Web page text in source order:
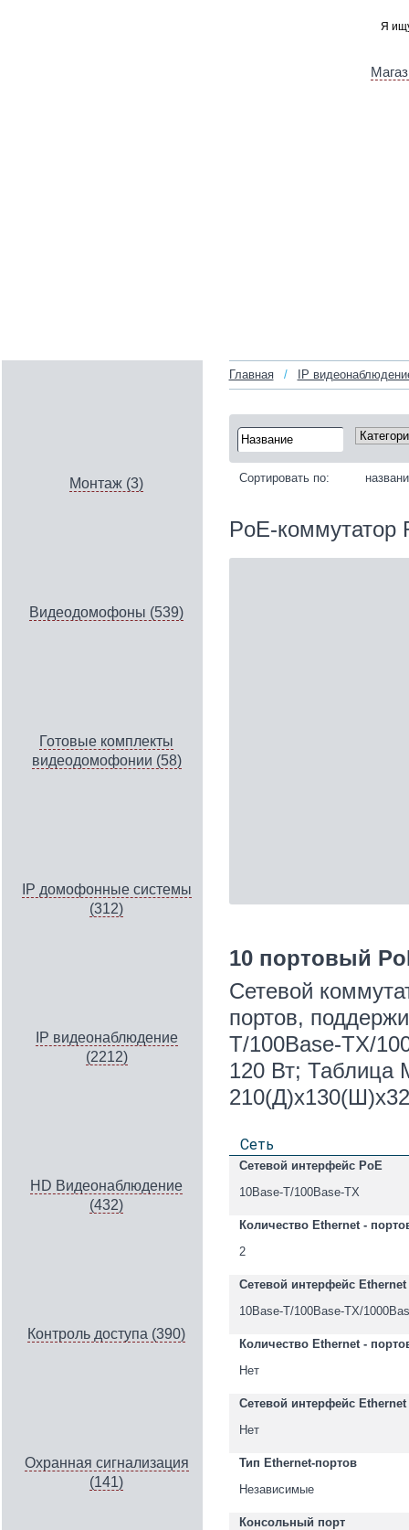
Монтаж (3)
Видеодомофоны (539)
Готовые комплекты
видеодомофонии (58)
IP домофонные системы
(312)
IP видеонаблюдение
(2212)
HD Видеонаблюдение
(432)
Контроль доступа (390)
Охранная сигнализация
(141)
Главная / IP
Сортировать по:
PoE-коммутатор
10 портовый
Сетевой
портов,
T/100Base-TX/
120 Вт; Таблица
Сеть
Сетевой интерфейс PoE
10Base-T/100Base-TX
Количество Ethernet -
2
Сетевой интерфейс Ethernet
10Base-T/100Base-TX/
Количество Ethernet -
Нет
Сетевой интерфейс Ethernet
Нет
Тип Ethernet-портов
Независимые
Консольный порт